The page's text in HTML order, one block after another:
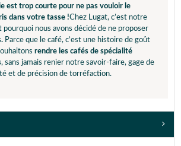
est trop courte pour ne pas vouloir le
dans votre tasse !Chez Lugat, c’est notre
nous avons décidé de ne proposer
Parce que le café, c’est une histoire de goût
rendre les cafés de spécialité
, sans jamais renier notre savoir-faire, gage de
et de précision de torréfaction.